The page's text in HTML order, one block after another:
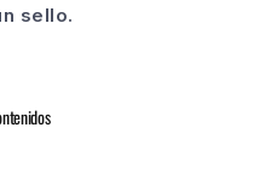
sello.